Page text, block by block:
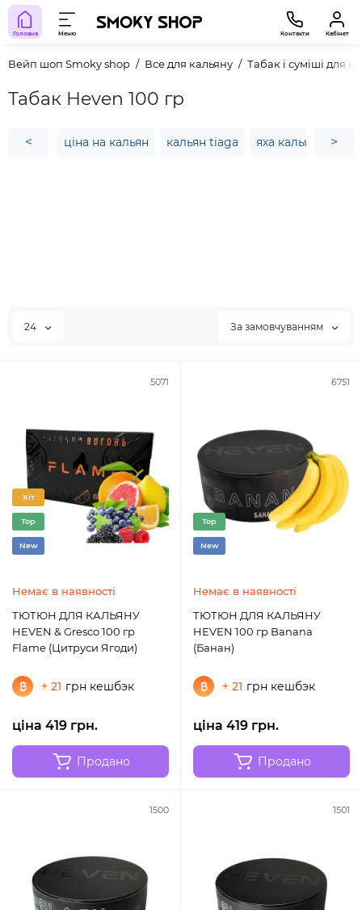
Головна Меню Контакти Кабінет
Вейп шоп Smoky shop Все для кальяну Табак і суміші для
Табак Heven 100 гр
< ціна на кальян кальян tiaga яха кальян >
24 За замовчуванням
5071
Хіт
Top
New
Немає в наявності
ТЮТЮН ДЛЯ КАЛЬЯНУ
HEVEN & Gresco 100 гр
Flame (Цитруси Ягоди)
+ 21 грн кешбэк
ціна 419 грн.
Продано
6751
Top
New
Немає в наявності
ТЮТЮН ДЛЯ КАЛЬЯНУ
HEVEN 100 гр Banana
(Банан)
+ 21 грн кешбэк
ціна 419 грн.
Продано
1500 1501